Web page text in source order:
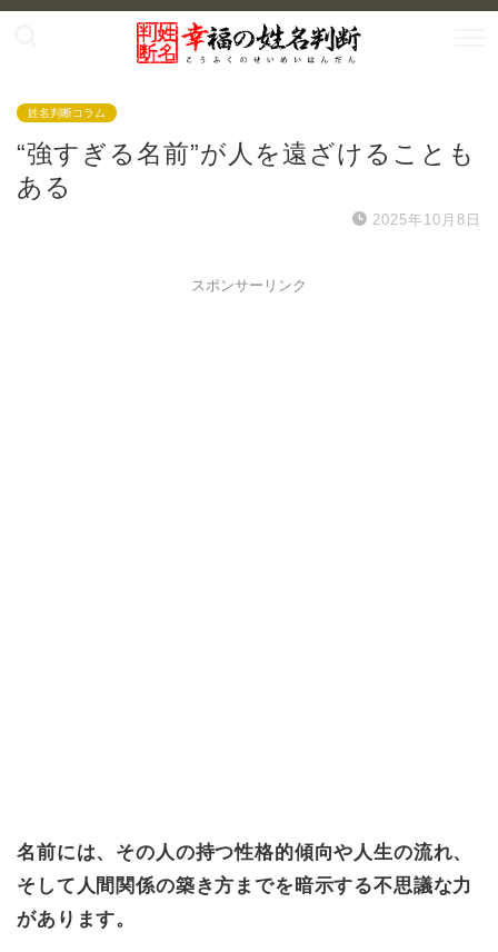
姓名判断コラム
“強すぎる名前”が人を遠ざけることも
ある
2025年10月8日
スポンサーリンク
名前には、その人の持つ性格的傾向や人生の流れ、
そして人間関係の築き方までを暗示する不思議な力
があります。